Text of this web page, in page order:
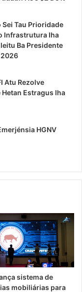
Tau Prioridade
Infrastrutura Iha
Ba Presidente
Atu Rezolve
Hetan Estragus Iha
HGNV
sistema de
mobiliárias para